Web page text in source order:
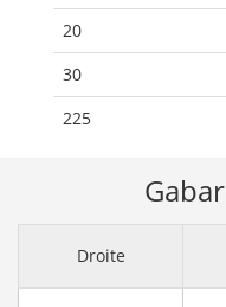
20
30
225
Droite